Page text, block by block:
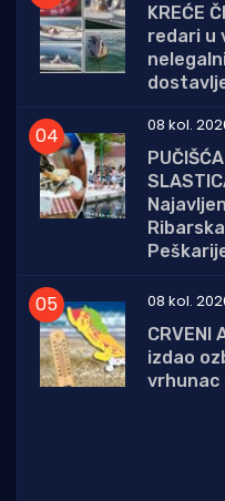
KREĆE
redari u
08 kol.
08 kol.
CRVENI
izdao
vrhunac